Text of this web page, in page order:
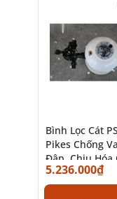
Bình Lọc Cát
Pikes Chống Va
Đập, Chịu Hóa
Van Ngang 6
Năng
5.236.000₫